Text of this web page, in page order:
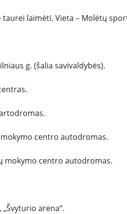
taurei laimėti. Vieta – Molėtų
g. (šalia savivaldybės).
mokymo centro autodromas.
mokymo centro autodromas.
„Švyturio arena“.